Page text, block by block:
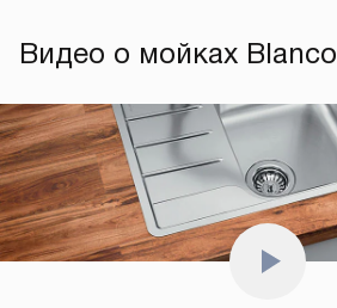
Видео о мойках Blanco